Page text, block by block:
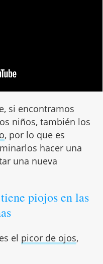
si encontramos
niños, también los
, por lo que es
hacer una
una nueva
piojos en las
el picor de ojos,